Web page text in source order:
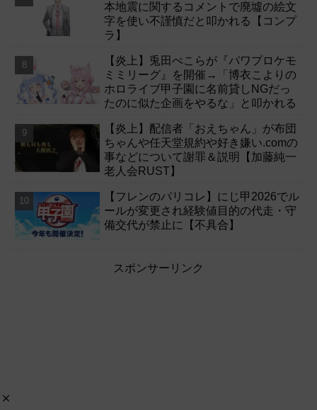
本地震に関するコメントで廃墟の絵文
字を使い不謹慎だと叩かれる【コンプ
ラ】
【炎上】兎田ぺこらが『パワプロケモ
ミミリーグ』を開催→「博衣こよりの
ホロライブ甲子園に名前貸しNGだっ
たのに似た企画をやるな」と叩かれる
【炎上】配信者「おえちゃん」が布団
ちゃんや任天堂規約や好き嫌い.comの
事などについて謝罪＆説明【加藤純一
老人会RUST】
【フレンのパリコレ】にじ甲2026でル
ールが変更され経験値目的の代走・守
備交代が禁止に【不具合】
スポンサーリンク